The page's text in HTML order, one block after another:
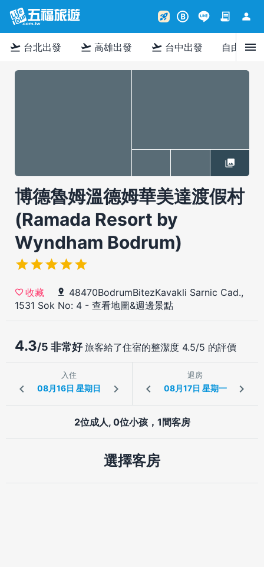
rocket_launch B contract person
flight_takeoff 台北出發 flight_takeoff 高雄出發 flight_takeoff 台中出發 自由行menu
博德魯姆溫德姆華美達渡假村
(Ramada Resort by
Wyndham Bodrum)
收藏
48470BodrumBitezKavakli Sarnic Cad.,
1531 Sok No: 4 - 查看地圖&週邊景點
4.3/5 非常好旅客給了住宿的整潔度 4.5/5 的評價
入住 退房
2位成人, 0位小孩，1間客房
選擇客房